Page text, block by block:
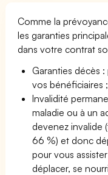
Comme la
les garanties
dans votre contrat
Garanties décès
vos bénéficiaires ;
Invalidité
maladie ou à un
devenez invalide
66 %) et donc
pour vous
déplacer, se